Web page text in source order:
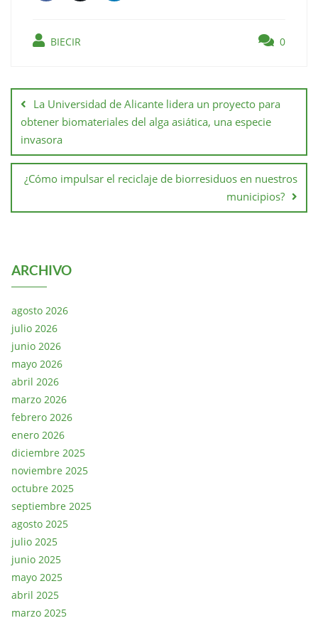
BIECIR 0
La Universidad de Alicante lidera un proyecto para
obtener biomateriales del alga asiática, una especie
invasora
¿Cómo impulsar el reciclaje de biorresiduos en nuestros
municipios?
ARCHIVO
agosto 2026
julio 2026
junio 2026
mayo 2026
abril 2026
marzo 2026
febrero 2026
enero 2026
diciembre 2025
noviembre 2025
octubre 2025
septiembre 2025
agosto 2025
julio 2025
junio 2025
mayo 2025
abril 2025
marzo 2025